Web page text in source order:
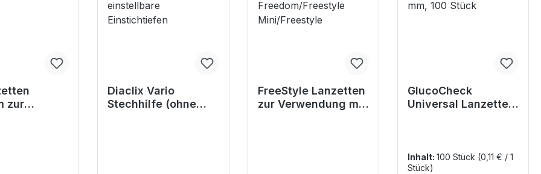
zur
Diaclix Vario
Stechhilfe (ohne
FreeStyle Lanzetten
zur Verwendung mit
GlucoCheck
Universal Lanzetten,
Inhalt: 100 Stück (0,11 € / 1
Stück)